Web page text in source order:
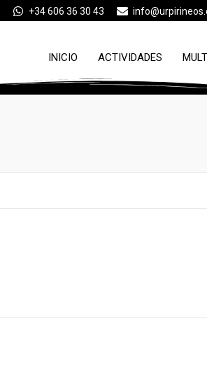
+34 606 36 30 43
INICIO ACTIVIDADES